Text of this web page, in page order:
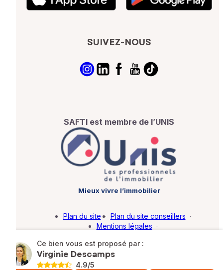
Ce bien vous est proposé par :
Virginie Descamps
4.9/5
SUIVEZ-NOUS
SAFTI est membre de l’UNIS
Mieux vivre l’immobilier
Plan du site · Plan du site conseillers ·
Mentions légales ·
Barème d'honoraires · Paramétrer mes cookies